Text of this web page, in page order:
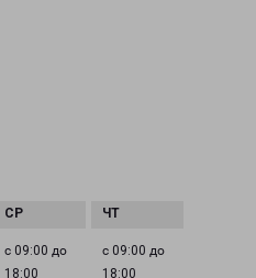
с 09:00 до
18:00
с 09:00 до
18:00